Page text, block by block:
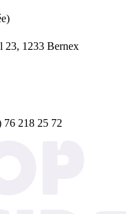
23, 1233 Bernex
76 218 25 72